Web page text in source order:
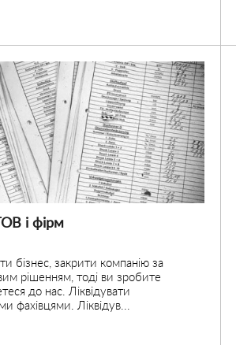
і фірм
бізнес, закрити компанію за
рішенням, тоді ви зробите
до нас. Ліквідувати
фахівцями. Ліквідув...